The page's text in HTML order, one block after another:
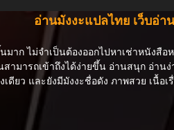
อ่านมังงะแปลไทย เว็บอ่
าก ไม่จำเป็นต้องออกไปหาเช่าหนังสื
ารถเข้าถึงได้ง่ายขึ้น อ่านสนุก อ่าน
เดียว และยังมีมังงะชื่อดัง ภาพสวย เนื้